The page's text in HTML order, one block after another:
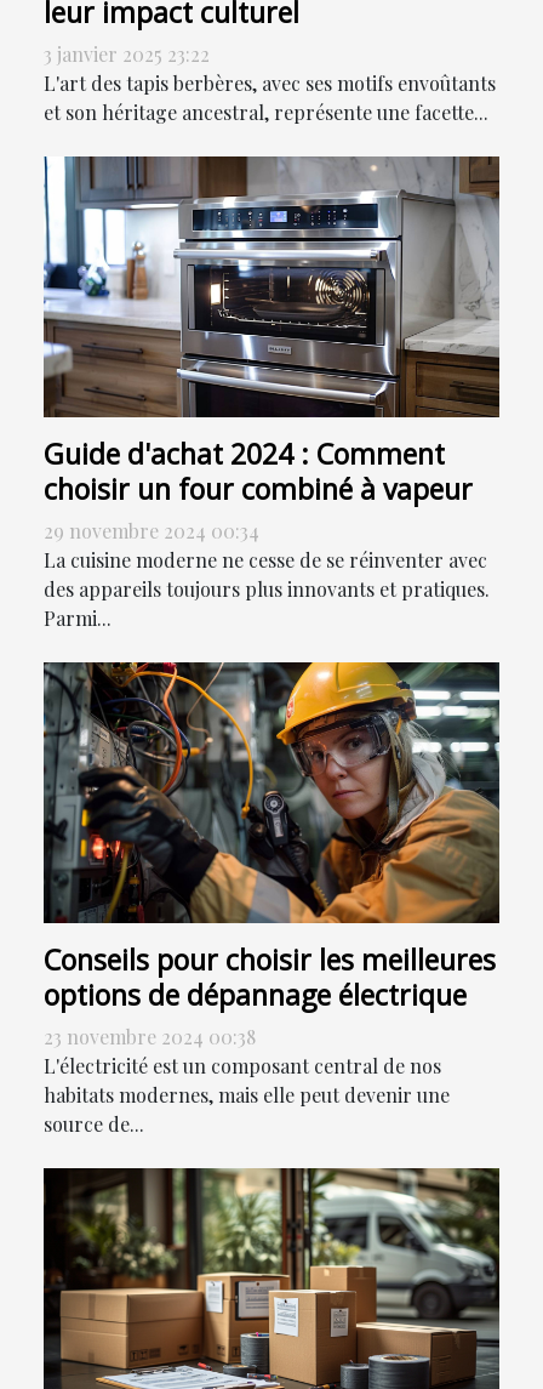
leur impact culturel
3 janvier 2025 23:22
L'art des tapis berbères, avec ses motifs envoûtants
et son héritage ancestral, représente une facette...
Guide d'achat 2024 : Comment
choisir un four combiné à vapeur
29 novembre 2024 00:34
La cuisine moderne ne cesse de se réinventer avec
des appareils toujours plus innovants et pratiques.
Parmi...
Conseils pour choisir les meilleures
options de dépannage électrique
23 novembre 2024 00:38
L'électricité est un composant central de nos
habitats modernes, mais elle peut devenir une
source de...